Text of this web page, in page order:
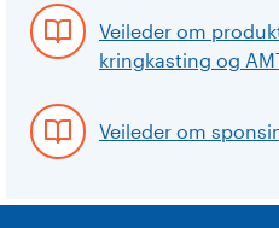
Veileder om
kringkasting og
Veileder om